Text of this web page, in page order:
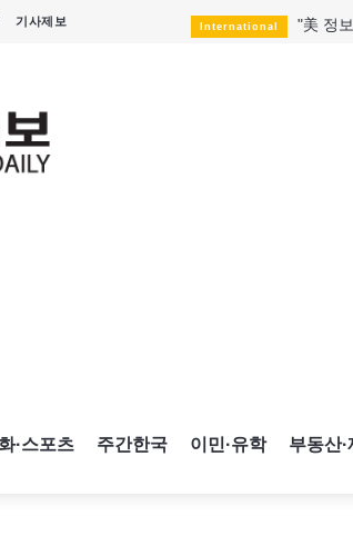
기사제보 International "美 정
·스포츠 주간한국 이민·유학 부동산·